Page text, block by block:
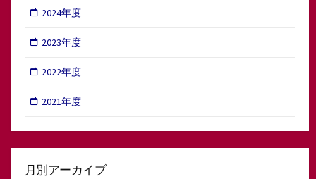
2024年度
2023年度
2022年度
2021年度
月別アーカイブ